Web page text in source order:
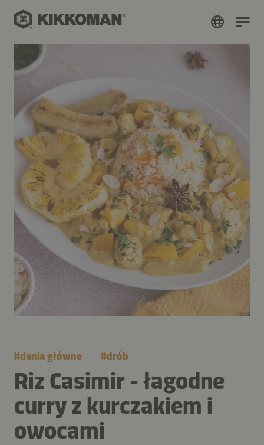
#dania główne #drób
Riz Casimir - łagodne
curry z kurczakiem i
owocami